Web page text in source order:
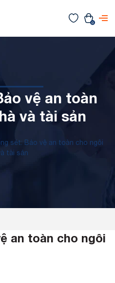
0
vệ an toàn
và tài sản
sét: Bảo vệ an toàn cho ngôi
tài sản
an toàn cho ngôi